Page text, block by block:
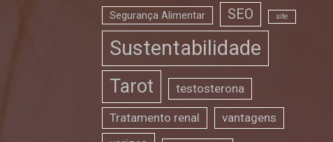
Segurança Alimentar SEO site
Sustentabilidade
Tarot testosterona
Tratamento renal
vantagens